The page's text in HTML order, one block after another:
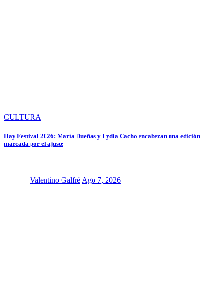
CULTURA
Hay Festival 2026: María Dueñas y Lydia Cacho encabezan una edición
marcada por el ajuste
Valentino Galfré Ago 7, 2026